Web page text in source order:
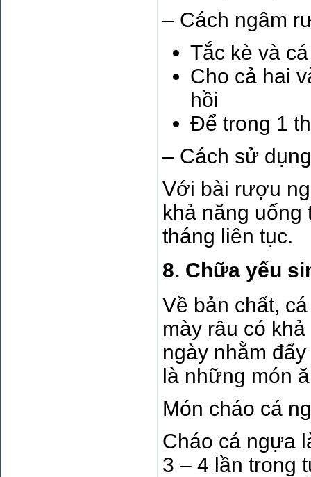
– Cách ngâm
Tắc kè và
Cho cả hai
hồi
Để trong 1
– Cách sử
Với bài rượu
khả năng
tháng liên tục.
8. Chữa yếu
Về bản chất,
mày râu có
ngày nhằm
là những món
Món cháo cá
Cháo cá ngựa
3 – 4 lần trong